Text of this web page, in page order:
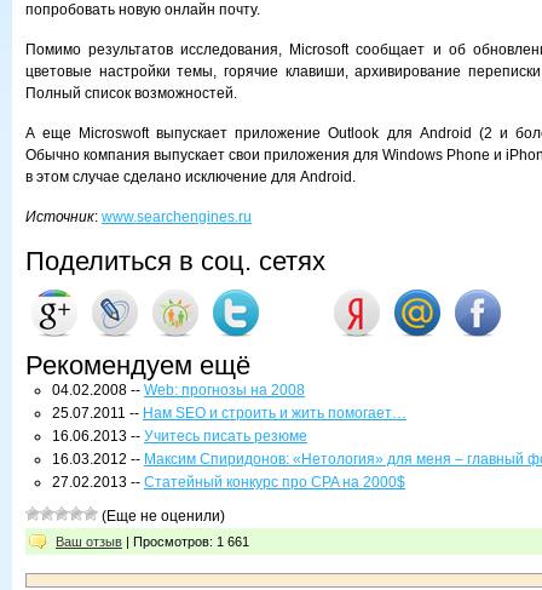
попробовать новую онлайн почту.
Помимо результатов исследования, Microsoft сообщает и об
цветовые настройки темы, горячие клавиши, архивирование
Полный список возможностей.
А еще Microswoft выпускает приложение Outlook для Android (2 и
Обычно компания выпускает свои приложения для Windows Phone и
в этом случае сделано исключение для Android.
Источник: www.searchengines.ru
Поделиться в соц. сетях
Рекомендуем ещё
04.02.2008 -- Web: прогнозы на 2008
25.07.2011 -- Нам SEO и строить и жить помогает…
16.06.2013 -- Учитесь писать резюме
16.03.2012 -- Максим Спиридонов: «Нетология» для меня – главный
27.02.2013 -- Статейный конкурс про CPA на 2000$
(Еще не оценили)
Ваш отзыв | Просмотров: 1 661